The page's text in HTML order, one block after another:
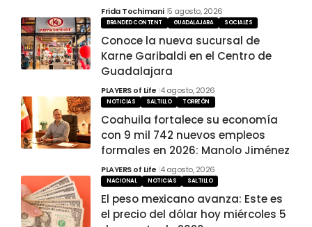
Frida Tochimani 5 agosto, 2026
BRANDED CONTENT GUADALAJARA SOCIALES
Conoce la nueva sucursal de
Karne Garibaldi en el Centro de
Guadalajara
PLAYERS of Life 4 agosto, 2026
NOTICIAS SALTILLO TORREÓN
Coahuila fortalece su economía
con 9 mil 742 nuevos empleos
formales en 2026: Manolo Jiménez
PLAYERS of Life 4 agosto, 2026
NACIONAL NOTICIAS SALTILLO
El peso mexicano avanza: Este es
el precio del dólar hoy miércoles 5